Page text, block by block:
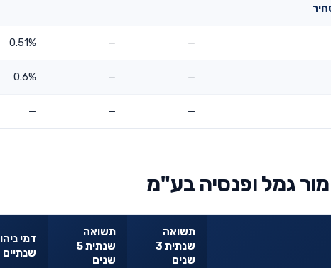
—
—
0.51%
—
—
0.6%
—
—
—
גמל ופנסיה בע"מ
תשואה
שנתית 3
שנים
תשואה
שנתית 5
שנים
דמי
שנתיים